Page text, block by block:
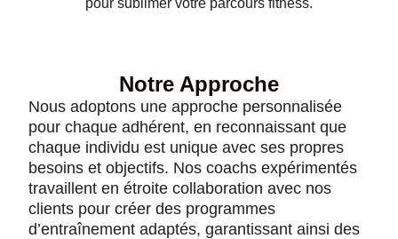
Notre Approche
Nous adoptons une approche personnalisée
pour chaque adhérent, en reconnaissant que
chaque individu est unique avec ses propres
besoins et objectifs. Nos coachs expérimentés
travaillent en étroite collaboration avec nos
clients pour créer des programmes
d’entraînement adaptés, garantissant ainsi des